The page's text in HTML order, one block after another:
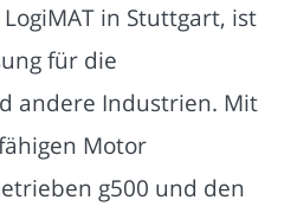
in Stuttgart, ist
für die
andere Industrien. Mit
Motor
g500 und den